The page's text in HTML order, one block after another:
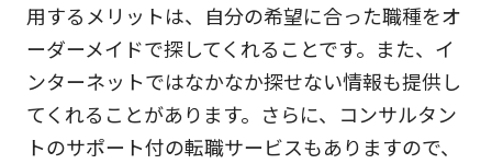
用するメリットは、自分の希望に合った職種をオ
ーダーメイドで探してくれることです。また、イ
ンターネットではなかなか探せない情報も提供し
てくれることがあります。さらに、コンサルタン
トのサポート付の転職サービスもありますので、